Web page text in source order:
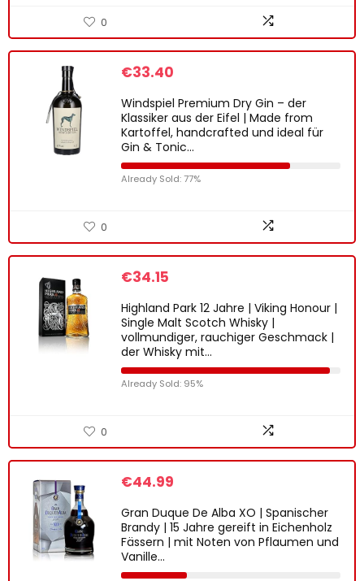
0
€33.40
Windspiel Premium Dry Gin – der
Klassiker aus der Eifel | Made from
Kartoffel, handcrafted und ideal für
Gin & Tonic…
Already Sold: 77%
0
€34.15
Highland Park 12 Jahre | Viking Honour |
Single Malt Scotch Whisky |
vollmundiger, rauchiger Geschmack |
der Whisky mit…
Already Sold: 95%
0
€44.99
Gran Duque De Alba XO | Spanischer
Brandy | 15 Jahre gereift in Eichenholz
Fässern | mit Noten von Pflaumen und
Vanille…